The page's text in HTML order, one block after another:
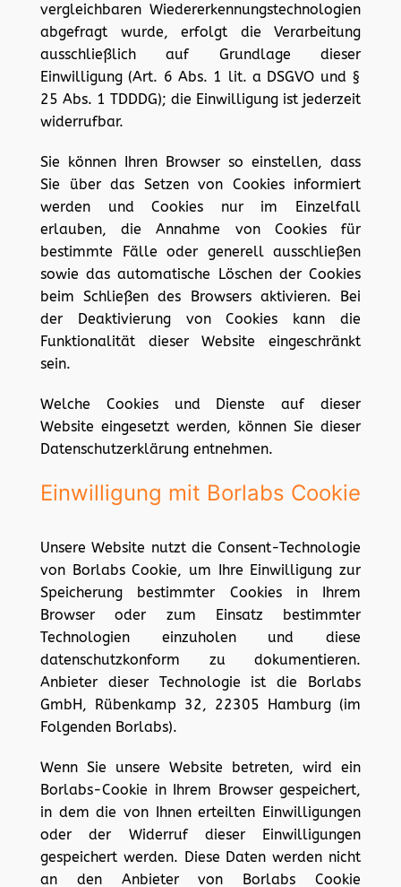
vergleichbaren Wiedererkennungstechnologien
abgefragt wurde, erfolgt die Verarbeitung
ausschließlich auf Grundlage dieser
Einwilligung (Art. 6 Abs. 1 lit. a DSGVO und §
25 Abs. 1 TDDDG); die Einwilligung ist jederzeit
widerrufbar.
Sie können Ihren Browser so einstellen, dass
Sie über das Setzen von Cookies informiert
werden und Cookies nur im Einzelfall
erlauben, die Annahme von Cookies für
bestimmte Fälle oder generell ausschließen
sowie das automatische Löschen der Cookies
beim Schließen des Browsers aktivieren. Bei
der Deaktivierung von Cookies kann die
Funktionalität dieser Website eingeschränkt
sein.
Welche Cookies und Dienste auf dieser
Website eingesetzt werden, können Sie dieser
Datenschutzerklärung entnehmen.
Einwilligung mit Borlabs Cookie
Unsere Website nutzt die Consent-Technologie
von Borlabs Cookie, um Ihre Einwilligung zur
Speicherung bestimmter Cookies in Ihrem
Browser oder zum Einsatz bestimmter
Technologien einzuholen und diese
datenschutzkonform zu dokumentieren.
Anbieter dieser Technologie ist die Borlabs
GmbH, Rübenkamp 32, 22305 Hamburg (im
Folgenden Borlabs).
Wenn Sie unsere Website betreten, wird ein
Borlabs-Cookie in Ihrem Browser gespeichert,
in dem die von Ihnen erteilten Einwilligungen
oder der Widerruf dieser Einwilligungen
gespeichert werden. Diese Daten werden nicht
an den Anbieter von Borlabs Cookie